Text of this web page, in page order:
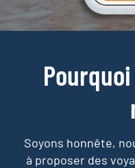
Soyons honnête,
à proposer des